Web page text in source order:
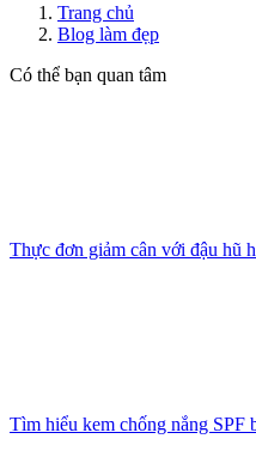
Trang chủ
Blog làm đẹp
Có thể bạn quan tâm
Thực đơn giảm cân với đậu hũ
Tìm hiểu kem chống nắng SPF